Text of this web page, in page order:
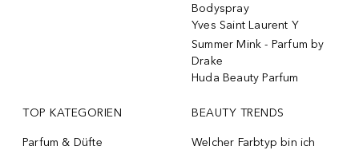
Bodyspray
Yves Saint Laurent Y
Summer Mink - Parfum by
Drake
Huda Beauty Parfum
TOP KATEGORIEN
Parfum & Düfte
BEAUTY TRENDS
Welcher Farbtyp bin ich